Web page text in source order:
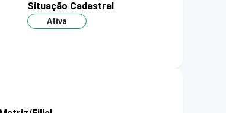
Situação Cadastral
Ativa